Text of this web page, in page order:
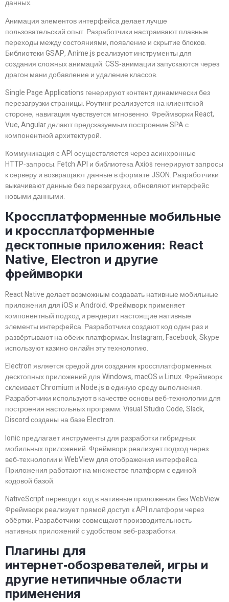
данных.
Анимация элементов интерфейса делает лучше
пользовательский опыт. Разработчики настраивают плавные
переходы между состояниями, появление и скрытие блоков.
Библиотеки GSAP, Anime.js реализуют инструменты для
создания сложных анимаций. CSS‑анимации запускаются через
драгон мани добавление и удаление классов.
Single Page Applications генерируют контент динамически без
перезагрузки страницы. Роутинг реализуется на клиентской
стороне, навигация чувствуется мгновенно. Фреймворки React,
Vue, Angular делают предсказуемым построение SPA с
компонентной архитектурой.
Коммуникация с API осуществляется через асинхронные
HTTP‑запросы. Fetch API и библиотека Axios генерируют запросы
к серверу и возвращают данные в формате JSON. Разработчики
выкачивают данные без перезагрузки, обновляют интерфейс
новыми данными.
Кроссплатформенные мобильные
и кроссплатформенные
десктопные приложения: React
Native, Electron и другие
фреймворки
React Native делает возможным создавать нативные мобильные
приложения для iOS и Android. Фреймворк применяет
компонентный подход и рендерит настоящие нативные
элементы интерфейса. Разработчики создают код один раз и
развёртывают на обеих платформах. Instagram, Facebook, Skype
используют казино онлайн эту технологию.
Electron является средой для создания кроссплатформенных
десктопных приложений для Windows, macOS и Linux. Фреймворк
склеивает Chromium и Node.js в единую среду выполнения.
Разработчики используют в качестве основы веб‑технологии для
построения настольных программ. Visual Studio Code, Slack,
Discord созданы на базе Electron.
Ionic предлагает инструменты для разработки гибридных
мобильных приложений. Фреймворк реализует подход через
веб‑технологии и WebView для отображения интерфейса.
Приложения работают на множестве платформ с единой
кодовой базой.
NativeScript переводит код в нативные приложения без WebView.
Фреймворк реализует прямой доступ к API платформ через
обёртки. Разработчики совмещают производительность
нативных приложений с удобством веб‑разработки.
Плагины для
интернет‑обозревателей, игры и
другие нетипичные области
применения